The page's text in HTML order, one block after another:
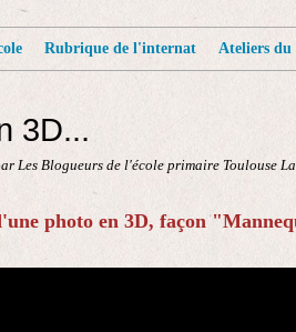
Rubrique de l'internat Ateliers du
3D...
Les Blogueurs de l'école primaire Toulouse
photo en 3D, façon